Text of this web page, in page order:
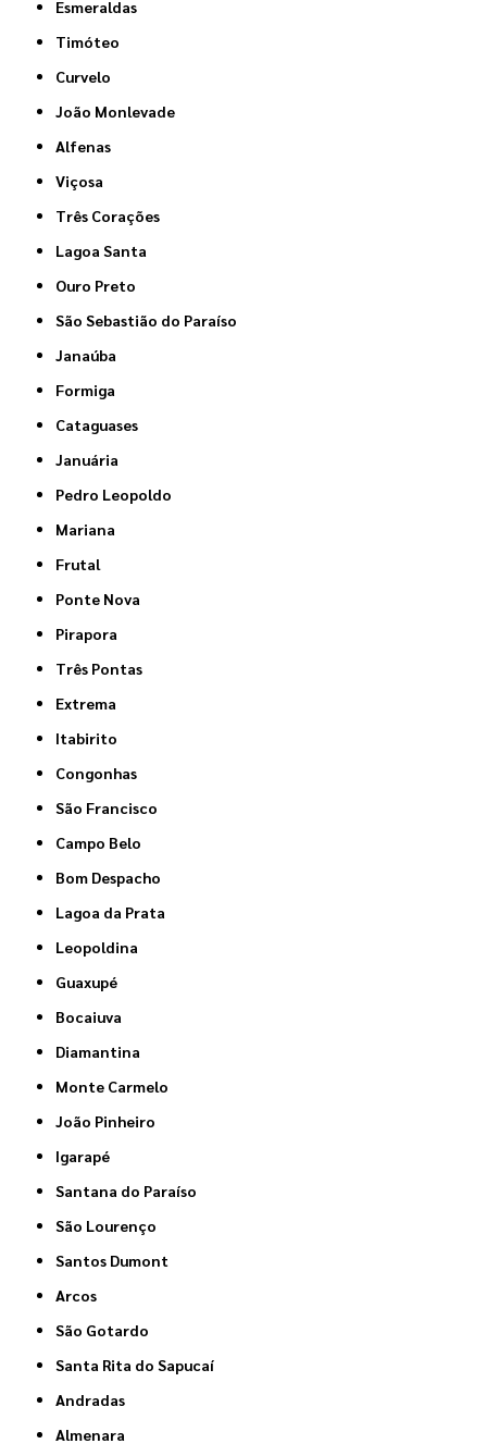
Esmeraldas
Timóteo
Curvelo
João Monlevade
Alfenas
Viçosa
Três Corações
Lagoa Santa
Ouro Preto
São Sebastião do Paraíso
Janaúba
Formiga
Cataguases
Januária
Pedro Leopoldo
Mariana
Frutal
Ponte Nova
Pirapora
Três Pontas
Extrema
Itabirito
Congonhas
São Francisco
Campo Belo
Bom Despacho
Lagoa da Prata
Leopoldina
Guaxupé
Bocaiuva
Diamantina
Monte Carmelo
João Pinheiro
Igarapé
Santana do Paraíso
São Lourenço
Santos Dumont
Arcos
São Gotardo
Santa Rita do Sapucaí
Andradas
Almenara